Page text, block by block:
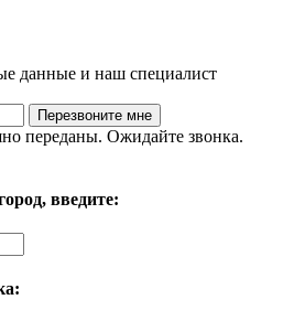
данные и наш специалист
переданы. Ожидайте звонка.
введите: